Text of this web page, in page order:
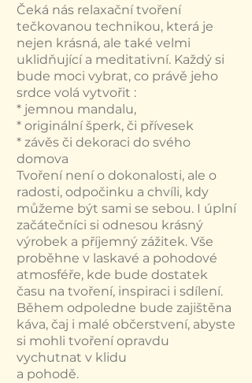
Čeká nás relaxační tvoření
tečkovanou technikou, která je
nejen krásná, ale také velmi
uklidňující a meditativní. Každý si
bude moci vybrat, co právě jeho
srdce volá vytvořit :
* jemnou mandalu,
* originální šperk, či přívesek
* závěs či dekoraci do svého
domova
Tvoření není o dokonalosti, ale o
radosti, odpočinku a chvíli, kdy
můžeme být sami se sebou. I úplní
začátečníci si odnesou krásný
výrobek a příjemný zážitek. Vše
proběhne v laskavé a pohodové
atmosféře, kde bude dostatek
času na tvoření, inspiraci i sdílení.
Během odpoledne bude zajištěna
káva, čaj i malé občerstvení, abyste
si mohli tvoření opravdu
vychutnat v klidu
a pohodě.